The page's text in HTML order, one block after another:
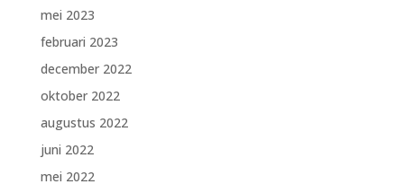
mei 2023
februari 2023
december 2022
oktober 2022
augustus 2022
juni 2022
mei 2022